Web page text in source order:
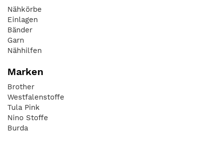
Nähkörbe
Einlagen
Bänder
Garn
Nähhilfen
Marken
Brother
Westfalenstoffe
Tula Pink
Nino Stoffe
Burda